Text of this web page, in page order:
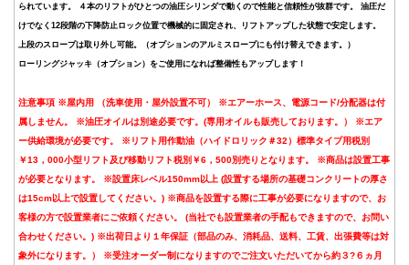
られています。 ４本のリフトがひとつの油圧シリンダで動くので性能と信頼性が抜群です。 油圧だ
けでなく12段階の下降防止ロック位置で機械的に固定され、リフトアップした状態で安定します。
上段のスロープは取り外し可能。（オプションのアルミスロープにも付け替えできます。）
ローリングジャッキ（オプション）をご使用になれば整備性もアップします！
注意事項 ※屋内用 （洗車使用・屋外設置不可） ※エアーホース、電源コード/分配器は付
属しません。 ※油圧オイルは別途必要です。(専用オイルも販売しております。） ※エア
ー供給環境が必要です。 ※リフト用作動油（ハイドロリック＃32）標準タイプ用税別
￥13，000小型リフト及び移動リフト税別￥6，500別売りとなります。 ※商品は設置工事
が必要となります。 ※設置床レベル150mm以上 (設置する場所の基礎コンクリートの厚さ
は15cm以上で設置してください。) ※商品を設置する際に工事が必要になりますので、お
客様の方で設置業者にご依頼ください。 (当社でも設置業者の手配もできますので、お問い
合わせください。) ※出荷日より１年保証（部品のみ、消耗品、送料、工賃、出張費等は対
象外になります。） ※受注オーダー制になりますのでご注文いただいてから約３?６ヵ月